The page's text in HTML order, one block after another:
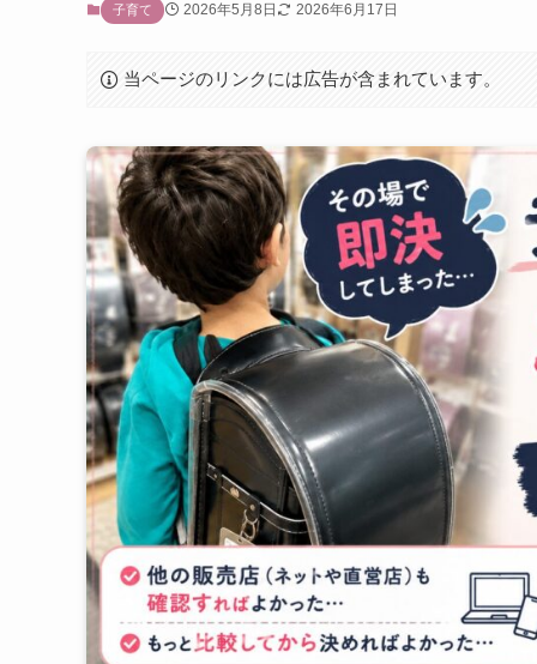
子育て 2026年5月8日 2026年6月17日
当ページのリンクには広告が含まれています。